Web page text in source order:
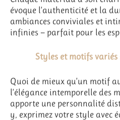
évoque l’authenticité et la
ambiances conviviales et
infinies — parfait pour les
Styles et motifs variés
Quoi de mieux qu’un motif
l’élégance intemporelle des
apporte une personnalité
y, exprimez votre style avec